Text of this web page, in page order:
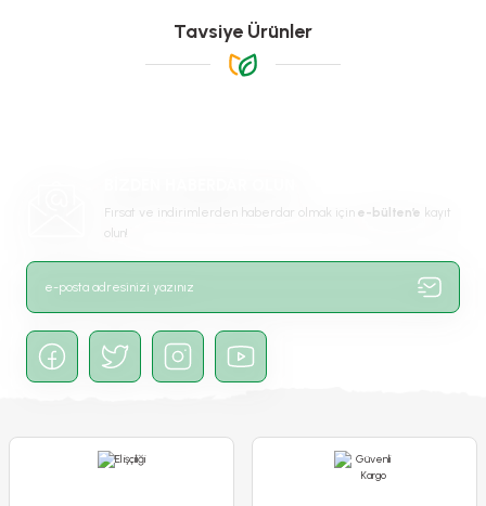
Görüş ve önerileriniz için teşekkür ederiz.
Ürün resmi kalitesiz, bozuk veya görüntülenemiyor.
Gönder
Tavsiye Ürünler
Fırsat ve indirimlerden haberdar olmak için e-bülten’e kayıt
olun!